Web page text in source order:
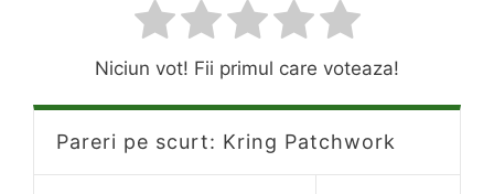
Niciun vot! Fii primul care voteaza!
Pareri pe scurt: Kring Patchwork